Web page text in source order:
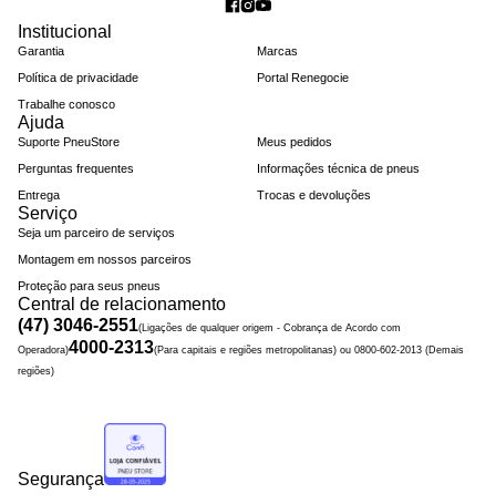
Institucional
Garantia
Política de privacidade
Trabalhe conosco
Marcas
Portal Renegocie
Ajuda
Suporte PneuStore
Perguntas frequentes
Entrega
Meus pedidos
Informações técnica de pneus
Trocas e devoluções
Serviço
Seja um parceiro de serviços
Montagem em nossos parceiros
Proteção para seus pneus
Central de relacionamento
(47) 3046-2551(Ligações de qualquer origem - Cobrança de Acordo com
Operadora)4000-2313(Para capitais e regiões metropolitanas) ou 0800-602-2013 (Demais
regiões)
Segurança